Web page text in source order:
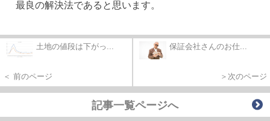
最良の解決法であると思います。
土地の値段は下がっ...
＜ 前のページ
保証会社さんのお仕...
＞次のページ
記事一覧ページへ